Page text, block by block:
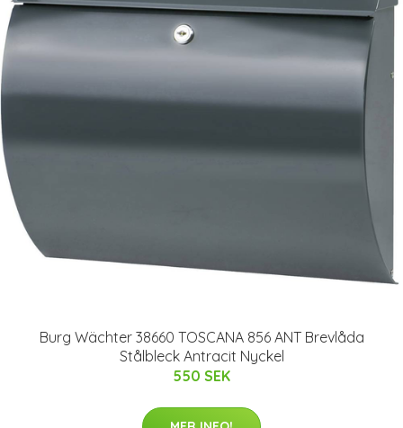
Burg Wächter 38660 TOSCANA 856 ANT Brevlåda
Stålbleck Antracit Nyckel
550 SEK